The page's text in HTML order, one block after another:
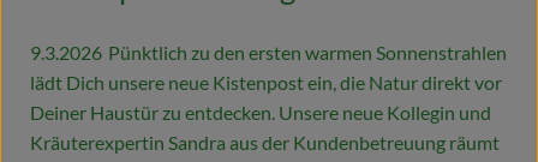
9.3.2026 Pünktlich zu den ersten warmen Sonnenstrahlen
lädt Dich unsere neue Kistenpost ein, die Natur direkt vor
Deiner Haustür zu entdecken. Unsere neue Kollegin und
Kräuterexpertin Sandra aus der Kundenbetreuung räumt